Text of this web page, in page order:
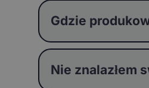
Gdzie
Nie znalazłem